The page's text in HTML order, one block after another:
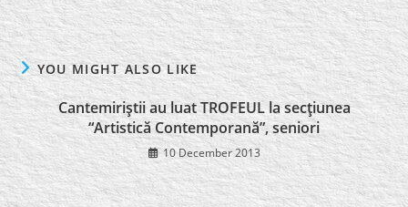
YOU MIGHT ALSO LIKE
Cantemiriştii au luat TROFEUL la secţiunea
“Artistică Contemporană”, seniori
10 December 2013